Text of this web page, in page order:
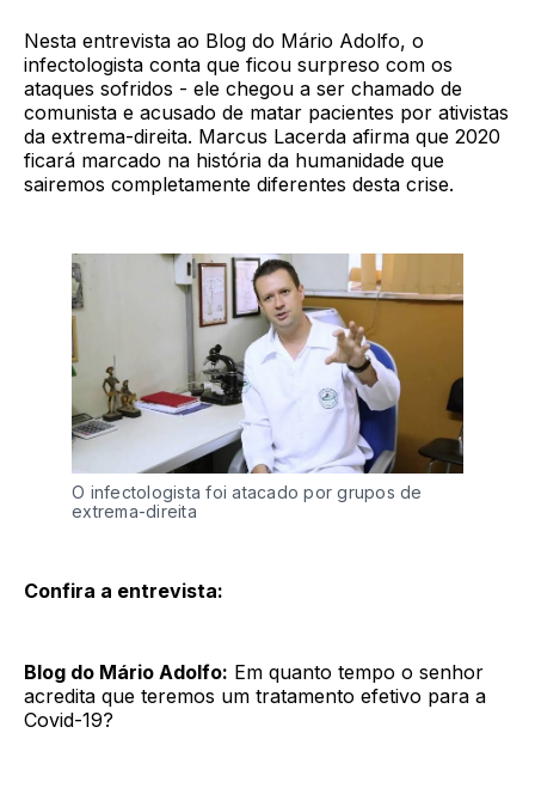
Nesta entrevista ao Blog do Mário Adolfo, o
infectologista conta que ficou surpreso com os
ataques sofridos - ele chegou a ser chamado de
comunista e acusado de matar pacientes por ativistas
da extrema-direita. Marcus Lacerda afirma que 2020
ficará marcado na história da humanidade que
sairemos completamente diferentes desta crise.
O infectologista foi atacado por grupos de
extrema-direita
Confira a entrevista:
Blog do Mário Adolfo: Em quanto tempo o senhor
acredita que teremos um tratamento efetivo para a
Covid-19?